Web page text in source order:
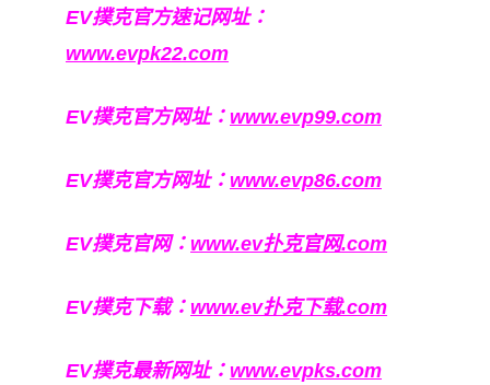
EV撲克官方速记网址：
www.evpk22.com
EV撲克官方网址： www.evp99.com
EV撲克官方网址： www.evp86.com
EV撲克官网： www.ev扑克官网.com
EV撲克下载： www.ev扑克下载.com
EV撲克最新网址： www.evpks.com